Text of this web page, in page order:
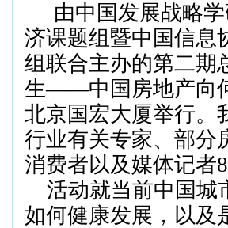
由中国发展战略
济课题组暨中国信息
组联合主办的第二期
生——中国 房地产向
北京国宏大厦举行。
行业有关专家、部分
消费者以及媒体记者
活动就当前中国城
如何健康发展，以及